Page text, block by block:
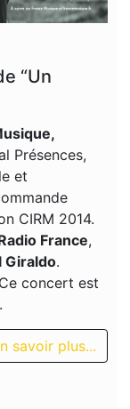
“Un
Présences,
et
CIRM 2014.
France,
Giraldo.
concert est
savoir plus...